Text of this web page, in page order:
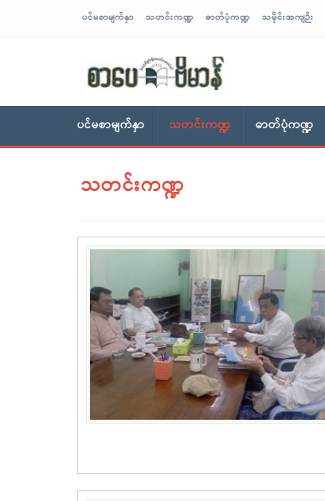
ပင်မစာမျက်နှာ သတင်းကဏ္ဍ ဓာတ်ပုံကဏ္ဍ သမိုင်းအကျဉ်း
ပင်မစာမျက်နှာ သတင်းကဏ္ဍ ဓာတ်ပုံကဏ္ဍ
သတင်းကဏ္ဍ